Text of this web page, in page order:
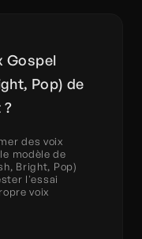
Gospel
Pop) de
?
des voix
modèle de
Bright, Pop)
l'essai
voix